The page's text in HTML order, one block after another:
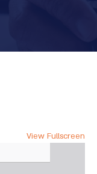
View Fullscreen